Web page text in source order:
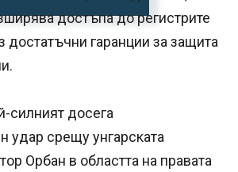
достъпа до регистрите
достатъчни гаранции за защита
силният досега
удар срещу унгарската
Орбан в областта на правата